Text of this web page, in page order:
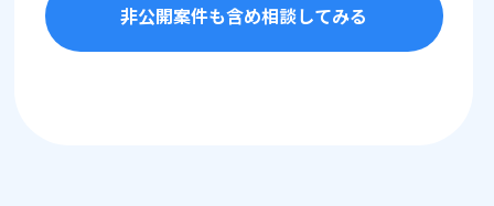
非公開案件も含め相談してみる